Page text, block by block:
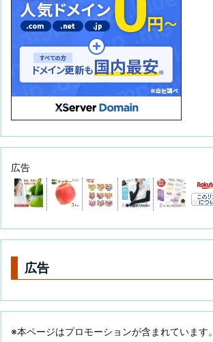
広告
広告
※本ページはプロモーションが含まれています。